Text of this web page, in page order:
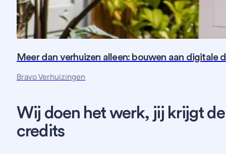
Meer dan verhuizen alleen: bouwen aan digitale
Bravo Verhuizingen
Wij doen het werk, jij krijgt de
credits